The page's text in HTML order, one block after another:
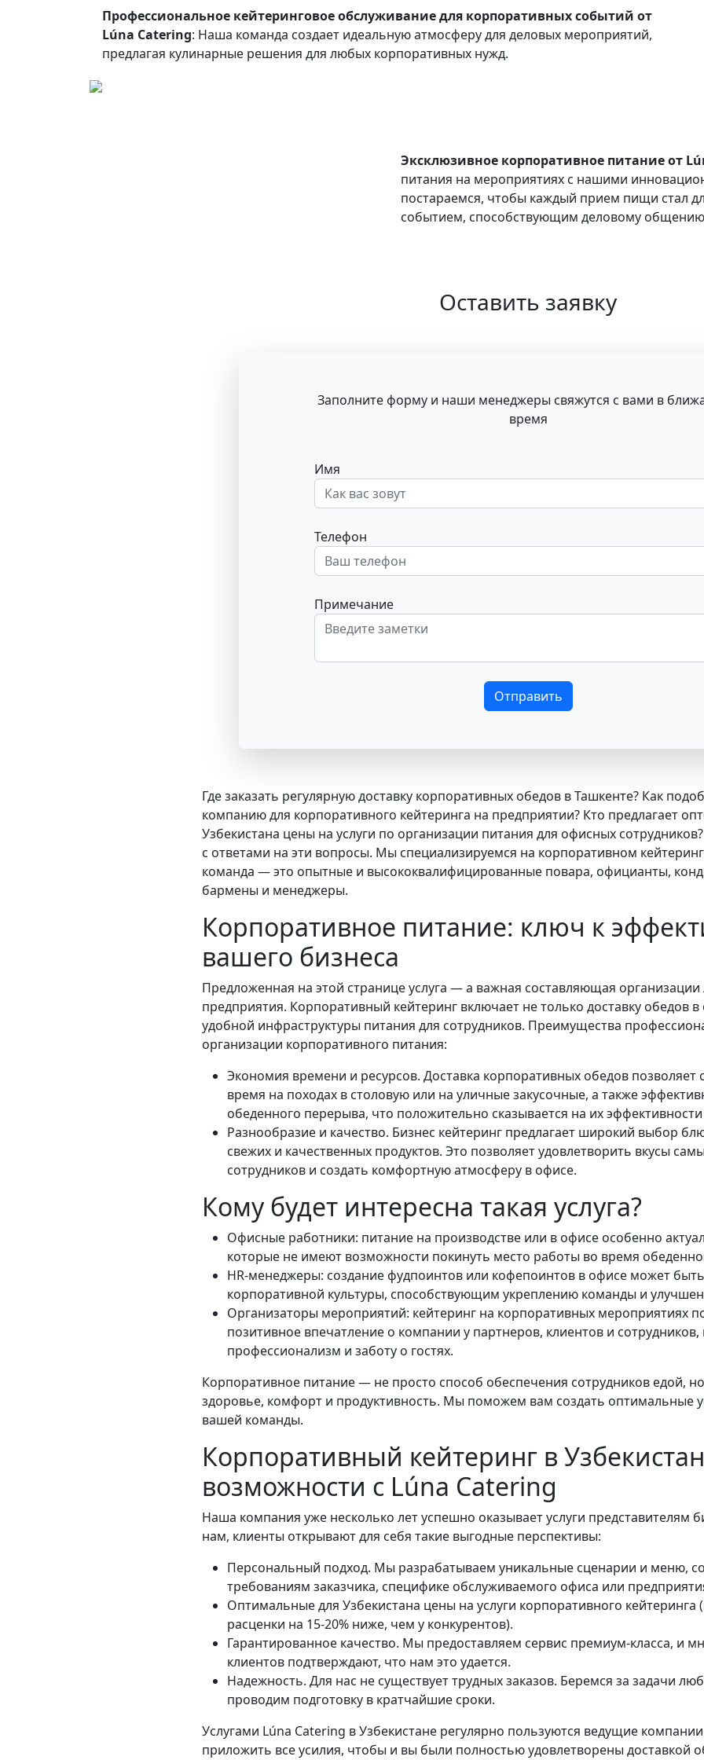
Профессиональное кейтеринговое обслуживание для корпоративных событий от
Lúna Catering: Наша команда создает идеальную атмосферу для деловых мероприятий,
предлагая кулинарные решения для любых корпоративных нужд.
Эксклюзивное корпоративное питание от
питания на мероприятиях с нашими
постараемся, чтобы каждый прием пищи стал
событием, способствующим деловому общению
Оставить заявку
Заполните форму и наши менеджеры свяжутся с вами в
время
Имя
Телефон
Примечание
Отправить
Где заказать регулярную доставку корпоративных обедов в Ташкенте? Как
компанию для корпоративного кейтеринга на предприятии? Кто предлагает
Узбекистана цены на услуги по организации питания для офисных
с ответами на эти вопросы. Мы специализируемся на корпоративном
команда — это опытные и высококвалифицированные повара, официанты,
бармены и менеджеры.
Корпоративное питание: ключ к
вашего бизнеса
Предложенная на этой странице услуга — а важная составляющая
предприятия. Корпоративный кейтеринг включает не только доставку обедов
удобной инфраструктуры питания для сотрудников. Преимущества
организации корпоративного питания:
Экономия времени и ресурсов. Доставка корпоративных обедов позволяет
время на походах в столовую или на уличные закусочные, а также
обеденного перерыва, что положительно сказывается на их
Разнообразие и качество. Бизнес кейтеринг предлагает широкий выбор
свежих и качественных продуктов. Это позволяет удовлетворить вкусы
сотрудников и создать комфортную атмосферу в офисе.
Кому будет интересна такая услуга?
Офисные работники: питание на производстве или в офисе особенно
которые не имеют возможности покинуть место работы во время
HR-менеджеры: создание фудпоинтов или кофепоинтов в офисе может
корпоративной культуры, способствующим укреплению команды и
Организаторы мероприятий: кейтеринг на корпоративных мероприятиях
позитивное впечатление о компании у партнеров, клиентов и сотрудников,
профессионализм и заботу о гостях.
Корпоративное питание — не просто способ обеспечения сотрудников едой,
здоровье, комфорт и продуктивность. Мы поможем вам создать оптимальные
вашей команды.
Корпоративный кейтеринг в
возможности с Lúna Catering
Наша компания уже несколько лет успешно оказывает услуги представителям
нам, клиенты открывают для себя такие выгодные перспективы:
Персональный подход. Мы разрабатываем уникальные сценарии и меню,
требованиям заказчика, специфике обслуживаемого офиса или
Оптимальные для Узбекистана цены на услуги корпоративного
расценки на 15-20% ниже, чем у конкурентов).
Гарантированное качество. Мы предоставляем сервис премиум-класса, и
клиентов подтверждают, что нам это удается.
Надежность. Для нас не существует трудных заказов. Беремся за задачи
проводим подготовку в кратчайшие сроки.
Услугами Lúna Catering в Узбекистане регулярно пользуются ведущие
приложить все усилия, чтобы и вы были полностью удовлетворены доставкой